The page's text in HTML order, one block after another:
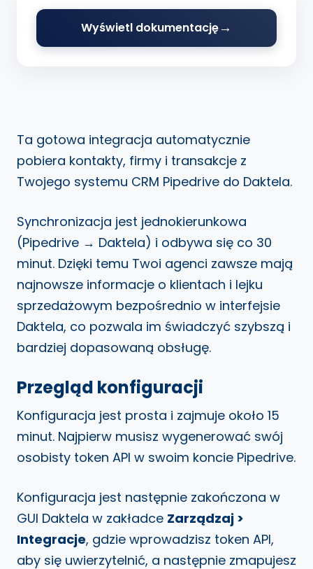
Ta gotowa integracja automatycznie
pobiera kontakty, firmy i transakcje z
Twojego systemu CRM Pipedrive do Daktela.
Synchronizacja jest jednokierunkowa
(Pipedrive → Daktela) i odbywa się co 30
minut. Dzięki temu Twoi agenci zawsze mają
najnowsze informacje o klientach i lejku
sprzedażowym bezpośrednio w interfejsie
Daktela, co pozwala im świadczyć szybszą i
bardziej dopasowaną obsługę.
Przegląd konfiguracji
Konfiguracja jest prosta i zajmuje około 15
minut. Najpierw musisz wygenerować swój
osobisty token API w swoim koncie Pipedrive.
Konfiguracja jest następnie zakończona w
GUI Daktela w zakładce Zarządzaj >
Integracje, gdzie wprowadzisz token API,
aby się uwierzytelnić, a następnie zmapujesz
Wyświetl dokumentację